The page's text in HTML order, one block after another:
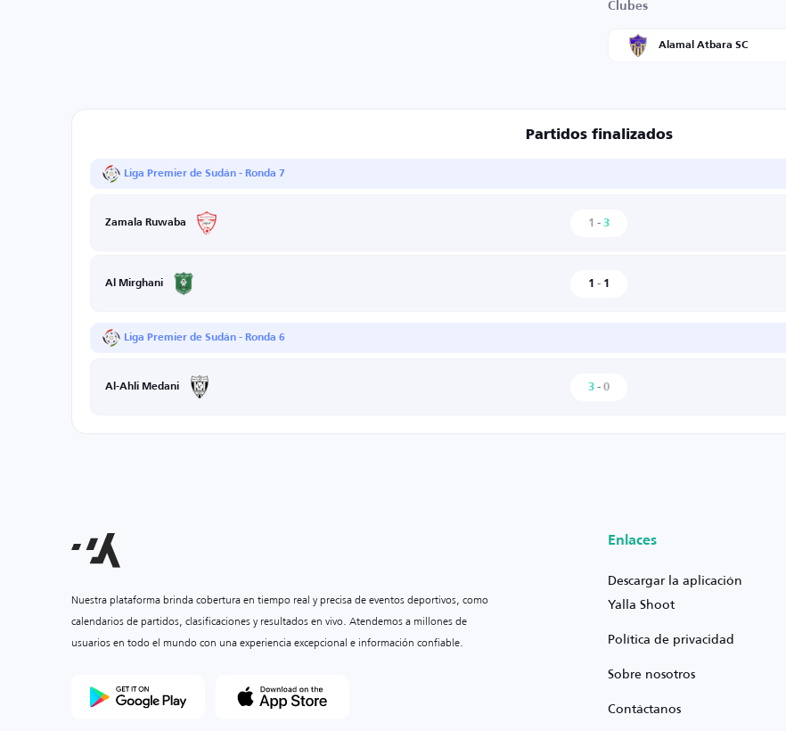
Clubes
Alamal Atbara SC
Partidos finalizados
Liga Premier de Sudán - Ronda 7
Zamala Ruwaba 1 - 3
Al Mirghani 1 - 1
Liga Premier de Sudán - Ronda 6
Al-Ahli Medani 3 - 0
Nuestra plataforma brinda cobertura en tiempo real y precisa de eventos deportivos, como
calendarios de partidos, clasificaciones y resultados en vivo. Atendemos a millones de
usuarios en todo el mundo con una experiencia excepcional e información confiable.
Enlaces
Descargar la aplicación
Yalla Shoot
Política de privacidad
Sobre nosotros
Contáctanos